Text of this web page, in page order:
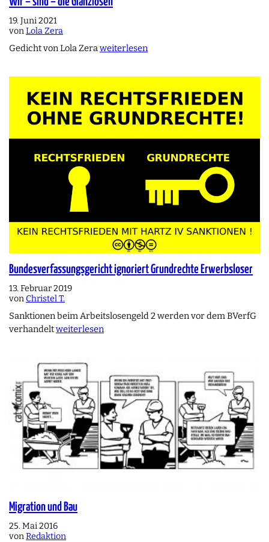
19. Juni 2021
vonLola Zera
Gedicht von Lola Zeraweiterlesen
Bundesverfassungsgericht ignoriert Grundrechte Erwerbsloser
13. Februar 2019
von Christel T.
Sanktionen beim Arbeitslosengeld 2 werden vor dem BVerfG
verhandeltweiterlesen
Migration und Bau
25. Mai 2016
vonRedaktion